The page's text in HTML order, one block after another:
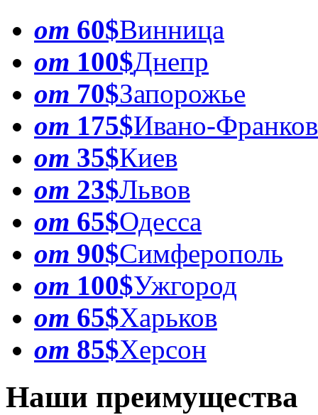
от 60$Винница
от 100$Днепр
от 70$Запорожье
от 175$Ивано-
от 35$Киев
от 23$Львов
от 65$Одесса
от 90$Симферополь
от 100$Ужгород
от 65$Харьков
от 85$Херсон
Наши преимущества